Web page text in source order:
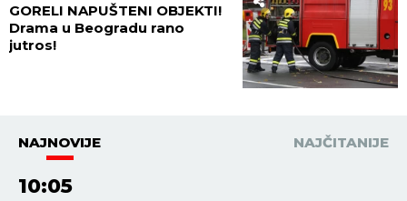
GORELI NAPUŠTENI OBJEKTI!
Drama u Beogradu rano
jutros!
NAJNOVIJE NAJČITANIJE
10:05